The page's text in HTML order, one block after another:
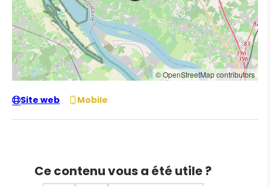
© OpenStreetMap contributors
Site web Mobile
Ce contenu vous a été utile ?